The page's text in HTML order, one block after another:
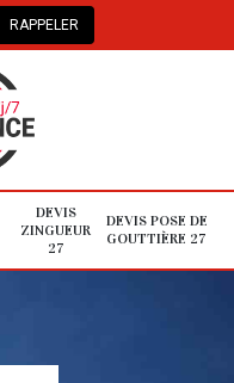
DEVIS
ZINGUEUR
27
DEVIS POSE DE
GOUTTIÈRE 27